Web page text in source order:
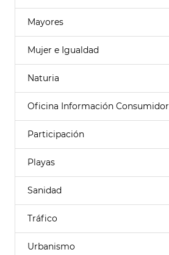
Mayores
Mujer e Igualdad
Naturia
Oficina Información Consumidor
Participación
Playas
Sanidad
Tráfico
Urbanismo